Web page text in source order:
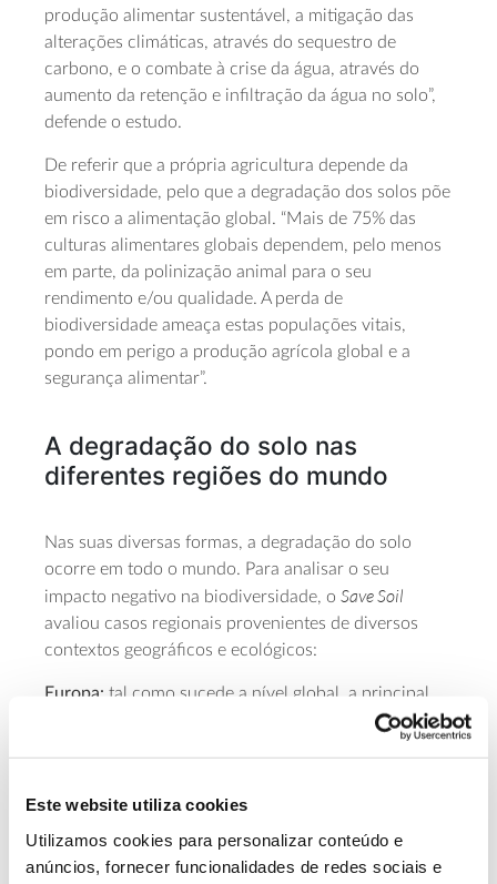
Este website utiliza cookies
Utilizamos cookies para personalizar conteúdo e
anúncios, fornecer funcionalidades de redes sociais e
produção alimentar sustentável, a mitigação das
alterações climáticas, através do sequestro de
carbono, e o combate à crise da água, através do
aumento da retenção e infiltração da água no solo”,
defende o estudo.
De referir que a própria agricultura depende da
biodiversidade, pelo que a degradação dos solos põe
em risco a alimentação global. “Mais de 75% das
culturas alimentares globais dependem, pelo menos
em parte, da polinização animal para o seu
rendimento e/ou qualidade. A perda de
biodiversidade ameaça estas populações vitais,
pondo em perigo a produção agrícola global e a
segurança alimentar”.
A degradação do solo nas
diferentes regiões do mundo
Nas suas diversas formas, a degradação do solo
ocorre em todo o mundo. Para analisar o seu
impacto negativo na biodiversidade, o Save Soil
avaliou casos regionais provenientes de diversos
contextos geográficos e ecológicos:
Europa: tal como sucede a nível global, a principal
causa de perda de biodiversidade na Europa está
relacionada com práticas agrícolas insustentáveis.
para agricultura, muitas vezes integrando o uso
que já o relatório de 2024 “ The state of soils in Europe